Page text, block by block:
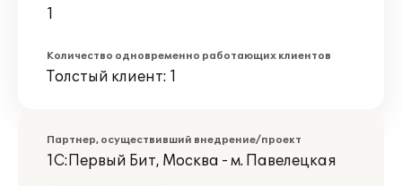
1
Количество одновременно работающих клиентов
Толстый клиент: 1
Партнер, осуществивший внедрение/проект
1С:Первый Бит, Москва - м. Павелецкая